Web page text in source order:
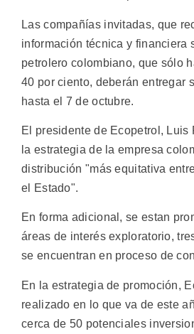
Las compañías invitadas, que
información técnica y financiera
petrolero colombiano, que sólo
40 por ciento, deberán entregar
hasta el 7 de octubre.
El presidente de Ecopetrol, Luis
la estrategia de la empresa
distribución "más equitativa
el Estado".
En forma adicional, se estan
áreas de interés exploratorio,
se encuentran en proceso de
En la estrategia de promoción,
realizado en lo que va de este
cerca de 50 potenciales